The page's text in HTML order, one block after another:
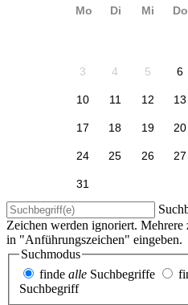
Mo Di Mi Do
3 4 5 6
10 11 12 13
17 18 19 20
24 25 26 27
31
Zeichen werden ignoriert.
in "Anführungszeichen" eingeben.
Suchmodus
finde alle Suchbegriffe
Suchbegriff